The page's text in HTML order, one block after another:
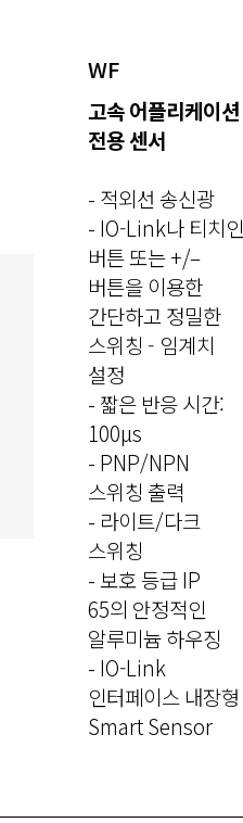
WF
고속 어플리케이션
전용 센서
- 적외선 송신광
- IO-Link나 티치인
버튼 또는 +/–
버튼을 이용한
간단하고 정밀한
스위칭 - 임계치
설정
- 짧은 반응 시간:
100μs
- PNP/NPN
스위칭 출력
- 라이트/다크
스위칭
- 보호 등급 IP
65의 안정적인
알루미늄 하우징
- IO-Link
인터페이스 내장형
Smart Sensor